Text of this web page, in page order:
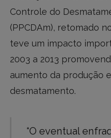
Controle do
(PPCDAm), retomado
teve um impacto
2003 a 2013
aumento da produção
desmatamento.
“O eventual